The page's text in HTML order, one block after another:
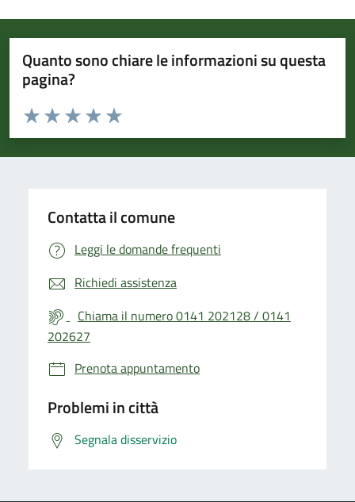
Quanto sono chiare le informazioni su questa
pagina?
Valuta da 1 a 5 stelle la pagina
Valuta 5 stelle su 5
Valuta 4 stelle su 5
Valuta 3 stelle su 5
Valuta 2 stelle su 5
Valuta 1 stelle su 5
Contatta il comune
Leggi le domande frequenti
Richiedi assistenza
Chiama il numero 0141 202128 / 0141
202627
Prenota appuntamento
Problemi in città
Segnala disservizio